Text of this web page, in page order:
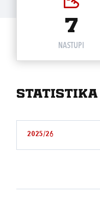
7
NASTUPI
Statistika
2025/26